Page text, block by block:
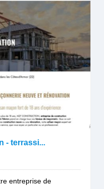
- terrassi...
entreprise de